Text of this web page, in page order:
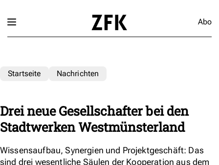
Abo
Startseite Nachrichten
Drei neue Gesellschafter bei den
Stadtwerken Westmünsterland
Wissensaufbau, Synergien und Projektgeschäft: Das
sind drei wesentliche Säulen der Kooperation aus dem